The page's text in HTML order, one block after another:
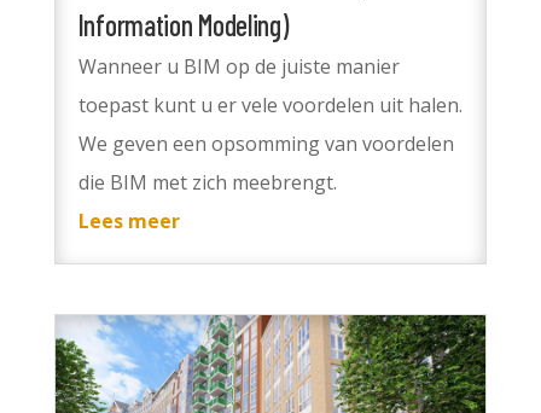
Information Modeling)
Wanneer u BIM op de juiste manier
toepast kunt u er vele voordelen uit halen.
We geven een opsomming van voordelen
die BIM met zich meebrengt.
Lees meer